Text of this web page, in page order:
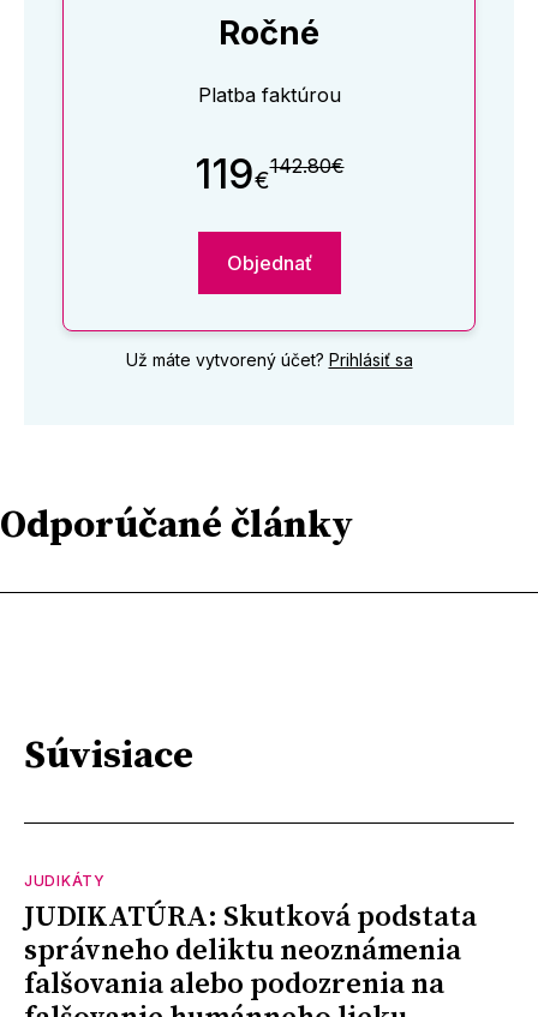
Ročné
Platba faktúrou
119€142.80€
Objednať
Už máte vytvorený účet? Prihlásiť sa
Odporúčané články
Súvisiace
JUDIKÁTY
JUDIKATÚRA: Skutková podstata
správneho deliktu neoznámenia
falšovania alebo podozrenia na